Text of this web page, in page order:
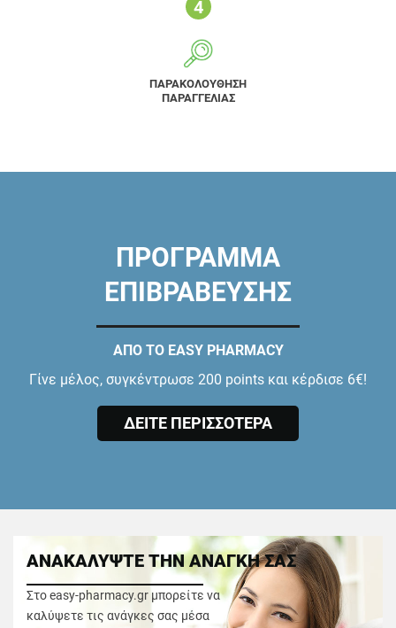
ΠΑΡΑΚΟΛΟΥΘΗΣΗ
ΠΑΡΑΓΓΕΛΙΑΣ
ΠΡΟΓΡΑΜΜΑ
ΕΠΙΒΡΑΒΕΥΣΗΣ
ΑΠΟ ΤΟ EASY PHARMACY
Γίνε μέλος, συγκέντρωσε 200 points και κέρδισε 6€!
ΔΕΙΤΕ ΠΕΡΙΣΣΟΤΕΡΑ
ΑΝΑΚΑΛΥΨΤΕ ΤΗΝ ΑΝΑΓΚΗ ΣΑΣ
Στο easy-pharmacy.gr μπορείτε να
καλύψετε τις ανάγκες σας μέσα